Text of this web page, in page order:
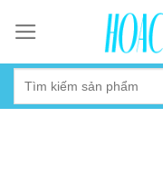
content